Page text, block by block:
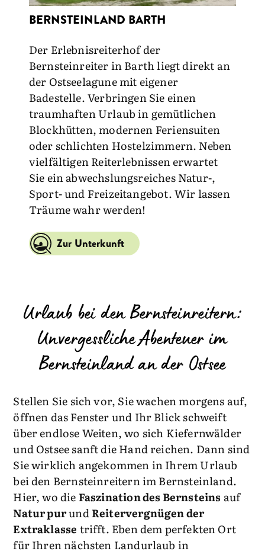
BERNSTEINLAND BARTH
Der Erlebnisreiterhof der
Bernsteinreiter in Barth liegt direkt an
der Ostseelagune mit eigener
Badestelle. Verbringen Sie einen
traumhaften Urlaub in gemütlichen
Blockhütten, modernen Feriensuiten
oder schlichten Hostelzimmern. Neben
vielfältigen Reiterlebnissen erwartet
Sie ein abwechslungsreiches Natur-,
Sport- und Freizeitangebot. Wir lassen
Träume wahr werden!
Zur Unterkunft
Urlaub bei den Bernsteinreitern:
Unvergessliche Abenteuer im
Bernsteinland an der Ostsee
Stellen Sie sich vor, Sie wachen morgens auf,
öffnen das Fenster und Ihr Blick schweift
über endlose Weiten, wo sich Kiefernwälder
und Ostsee sanft die Hand reichen. Dann sind
Sie wirklich angekommen in Ihrem Urlaub
bei den Bernsteinreitern im Bernsteinland.
Hier, wo die Faszination des Bernsteins auf
Natur purundReitervergnügen der
Extraklasse trifft. Eben dem perfekten Ort
für Ihren nächsten Landurlaub in